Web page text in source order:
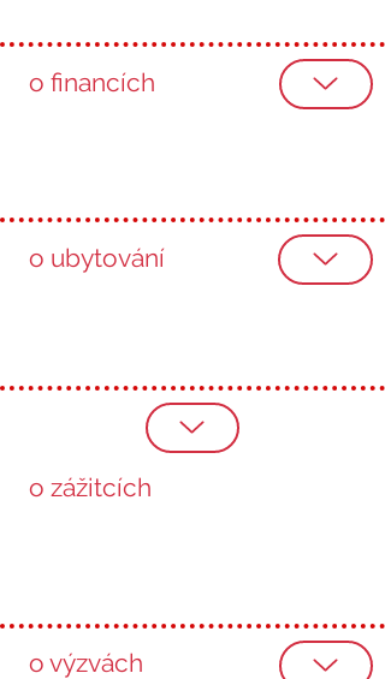
o financích
o ubytování
o zážitcích
o výzvách